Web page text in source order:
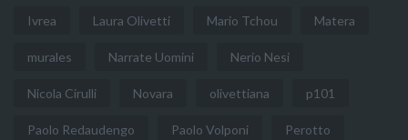
Ivrea Laura Olivetti Mario Tchou Matera
murales Narrate Uomini Nerio Nesi
Nicola Cirulli Novara olivettiana p101
Paolo Redaudengo Paolo Volponi Perotto